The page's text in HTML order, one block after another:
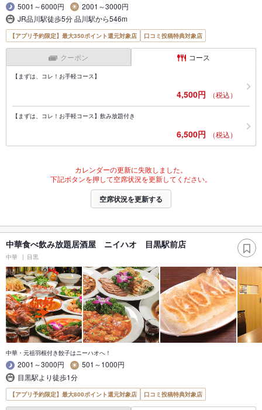
5001～6000円
2001～3000円
JR品川駅徒歩5分 品川駅から546m
【アプリ予約限定】最大350ポイント還元対象店 口コミ投稿特典対象店
クーポン コース
【まずは、コレ！お手軽コース】
4,500円 （税込）
【まずは、コレ！お手軽コース】飲み放題付き
6,500円 （税込）
カレンダーの更新に失敗しました。
下記ボタンを押して空席状況を更新してください。
空席状況を更新する
中華食べ飲み放題居酒屋 ニイハオ 目黒駅前店
中華 目黒
中華・元祖羽根付き餃子はニーハオへ！
2001～3000円
501～1000円
目黒駅より徒歩1分
【アプリ予約限定】最大800ポイント還元対象店 口コミ投稿特典対象店